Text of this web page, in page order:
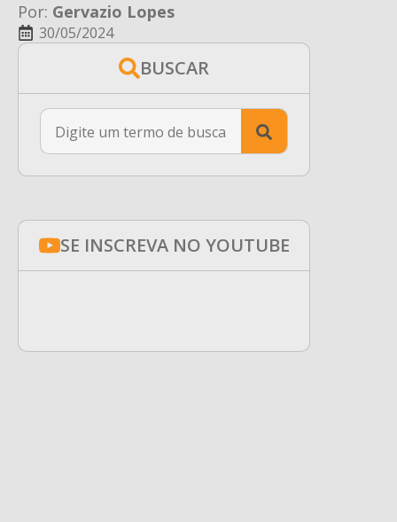
Por: Gervazio Lopes
30/05/2024
BUSCAR
Search
for:
SE INSCREVA NO YOUTUBE